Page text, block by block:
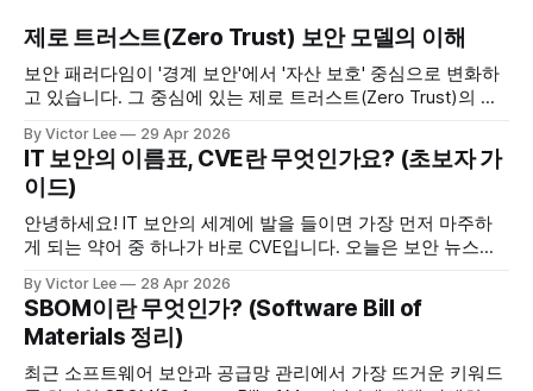
제로 트러스트(Zero Trust) 보안 모델의 이해
보안 패러다임이 '경계 보안'에서 '자산 보호' 중심으로 변화하
고 있습니다. 그 중심에 있는 제로 트러스트(Zero Trust)의 개
존의 보안 모델이 네트워크 경계(Perimeter)를 설정하고 내부
사용자를 신뢰하는 방식이었다면, 제로 트러스트는 "그 무엇
도 신뢰하지 않는다&
By Victor Lee 29 Apr 2026
IT 보안의 이름표, CVE란 무엇인가요? (초보자 가
이드)
안녕하세요! IT 보안의 세계에 발을 들이면 가장 먼저 마주하
게 되는 약어 중 하나가 바로 CVE입니다. 오늘은 보안 뉴스나
왜 중요한지 아주 쉽게 정리해 보겠습니다. 1. CVE란 무엇인가
요? CVE는 Common Vulnerabilities and Exposures의 약자로,
쉽게 말해 "공개적으로 알려진 보안
By Victor Lee 28 Apr 2026
SBOM이란 무엇인가? (Software Bill of
Materials 정리)
최근 소프트웨어 보안과 공급망 관리에서 가장 뜨거운 키워드